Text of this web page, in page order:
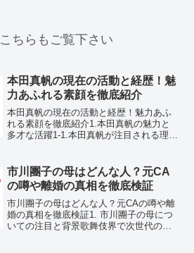
こちらもご覧下さい
本田真帆の現在の活動と経歴！魅
力あふれる素顔を徹底紹介
本田真帆の現在の活動と経歴！魅力あふ
れる素顔を徹底紹介1.本田真帆の魅力と
多才な活躍1-1.本田真帆が注目される理由
ンを魅了し続けている注目の存在です。
彼女が発信するメ...
市川團子の母はどんな人？元CA
の噂や離婚の真相を徹底検証
市川團子の母はどんな人？元CAの噂や離
婚の真相を徹底検証1. 市川團子の母につ
いての注目と背景歌舞伎界で次世代のス